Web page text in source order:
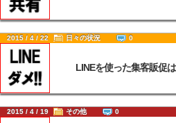
2015 / 4 / 22 日々の状況 0
LINEを使った集客販促
2015 / 4 / 19 その他 0